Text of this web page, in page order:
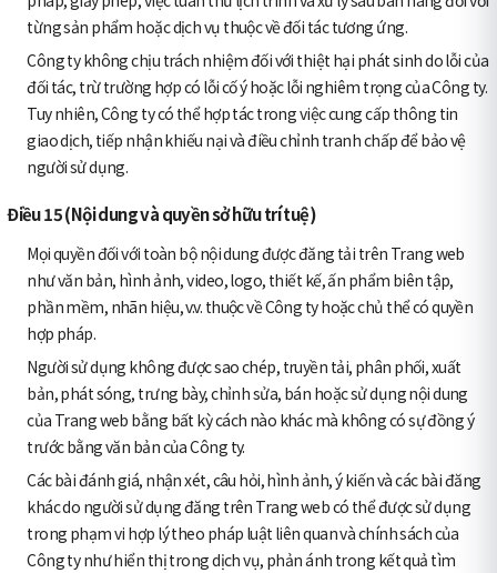
từng sản phẩm hoặc dịch vụ thuộc về đối tác tương ứng.
Công ty không chịu trách nhiệm đối với thiệt hại phát sinh do lỗi của
đối tác, trừ trường hợp có lỗi cố ý hoặc lỗi nghiêm trọng của Công ty.
Tuy nhiên, Công ty có thể hợp tác trong việc cung cấp thông tin
giao dịch, tiếp nhận khiếu nại và điều chỉnh tranh chấp để bảo vệ
người sử dụng.
Điều 15 (Nội dung và quyền sở hữu trí tuệ)
Mọi quyền đối với toàn bộ nội dung được đăng tải trên Trang web
như văn bản, hình ảnh, video, logo, thiết kế, ấn phẩm biên tập,
phần mềm, nhãn hiệu, v.v. thuộc về Công ty hoặc chủ thể có quyền
hợp pháp.
Người sử dụng không được sao chép, truyền tải, phân phối, xuất
bản, phát sóng, trưng bày, chỉnh sửa, bán hoặc sử dụng nội dung
của Trang web bằng bất kỳ cách nào khác mà không có sự đồng ý
trước bằng văn bản của Công ty.
Các bài đánh giá, nhận xét, câu hỏi, hình ảnh, ý kiến và các bài đăng
khác do người sử dụng đăng trên Trang web có thể được sử dụng
trong phạm vi hợp lý theo pháp luật liên quan và chính sách của
Công ty như hiển thị trong dịch vụ, phản ánh trong kết quả tìm